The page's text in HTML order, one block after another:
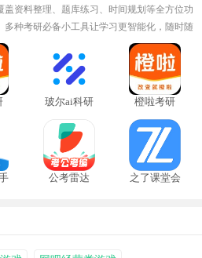
资料整理、题库练习、时间规划等全方位功
种考研必备小工具让学习更智能化，随时随
些实用的考研神器软件将成为你冲刺目标的得
玻尔ai科研 橙啦考研
公考雷达
之了课堂会